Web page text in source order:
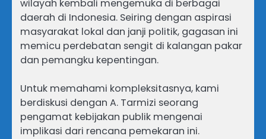
wilayah kembali mengemuka di berbagai
daerah di Indonesia. Seiring dengan aspirasi
masyarakat lokal dan janji politik, gagasan ini
memicu perdebatan sengit di kalangan pakar
dan pemangku kepentingan.
Untuk memahami kompleksitasnya, kami
berdiskusi dengan A. Tarmizi seorang
pengamat kebijakan publik mengenai
implikasi dari rencana pemekaran ini.